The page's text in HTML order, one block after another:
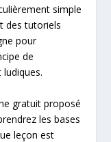
simple
des tutoriels
pour
de
gratuit proposé
les bases
leçon est